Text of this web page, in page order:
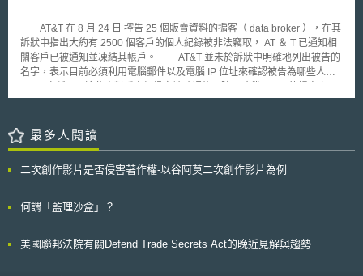
目標多方利害關係人論壇（Multi-stakeholder Forum on science,
technology and innovation for the sustainable development Goals, STI
Forum），線上平台（online platform）。 其中，聯合國跨機構任務小
組（IATT）於2019年6月擬定的「科學、技術和創新促進永續發展目標路線
圖（Science, Technology and Innovation for SDGs Roadmaps, STI for
標間之平衡。關於國家科研創新路線圖規畫方法論，可以區分為基礎
（Foundation）、調適（Adaptation）、整合（Integration）三部分：盤點
各國現有科研創新政策需求，歸納與SDGs間落差；嘗試將SDGs理念注入
AT&T 在 8 月 24 日 控告 25 個販賣資料的掮客（ data broker ），在其
訴狀中指出大約有 2500 個客戶的個人紀錄被非法竊取， AT ＆ T 已通知相
關客戶已被通知並凍結其帳戶。 AT&T 並未於訴狀中明確地列出被告的
名字，表示目前必須利用電腦郵件以及電腦 IP 位址來確認被告為哪些人，
外，還須償還其販賣資料所獲得的不法利益。 PrivacyToday.com 網站
料，而這少部分的人大多都可以被追蹤的到。」 這並非唯一的案例，
未來將會有越來越多相似的問題產生。被竊取的資料不僅僅只有電話紀錄，
資料並從中獲得不法利益。目前州及聯邦已經考慮立法，將有關電話紀錄的
最多人閱讀
二次創作影片是否侵害著作權-以谷阿莫二次創作影片為例
何謂「監理沙盒」？
美國聯邦法院有關Defend Trade Secrets Act的晚近見解與趨勢